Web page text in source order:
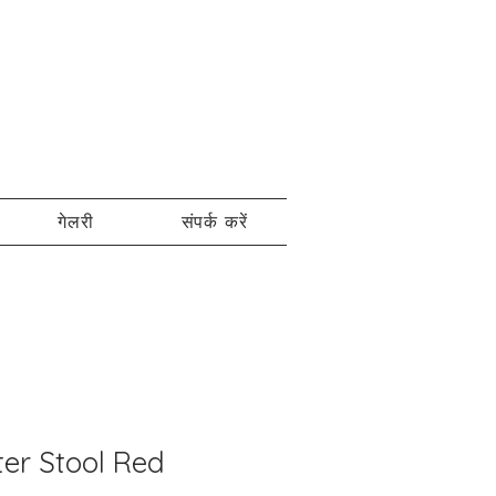
गेलरी संपर्क करें
Stool Red